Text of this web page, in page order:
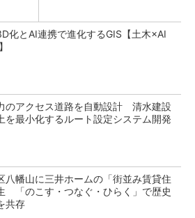
化とAI連携で進化するGIS【土木×AI
のアクセス道路を自動設計 清水建設
を最小化するルート設定システム開発
八幡山に三井ホームの「街並み賃貸住
「のこす・つなぐ・ひらく」で歴史
共存